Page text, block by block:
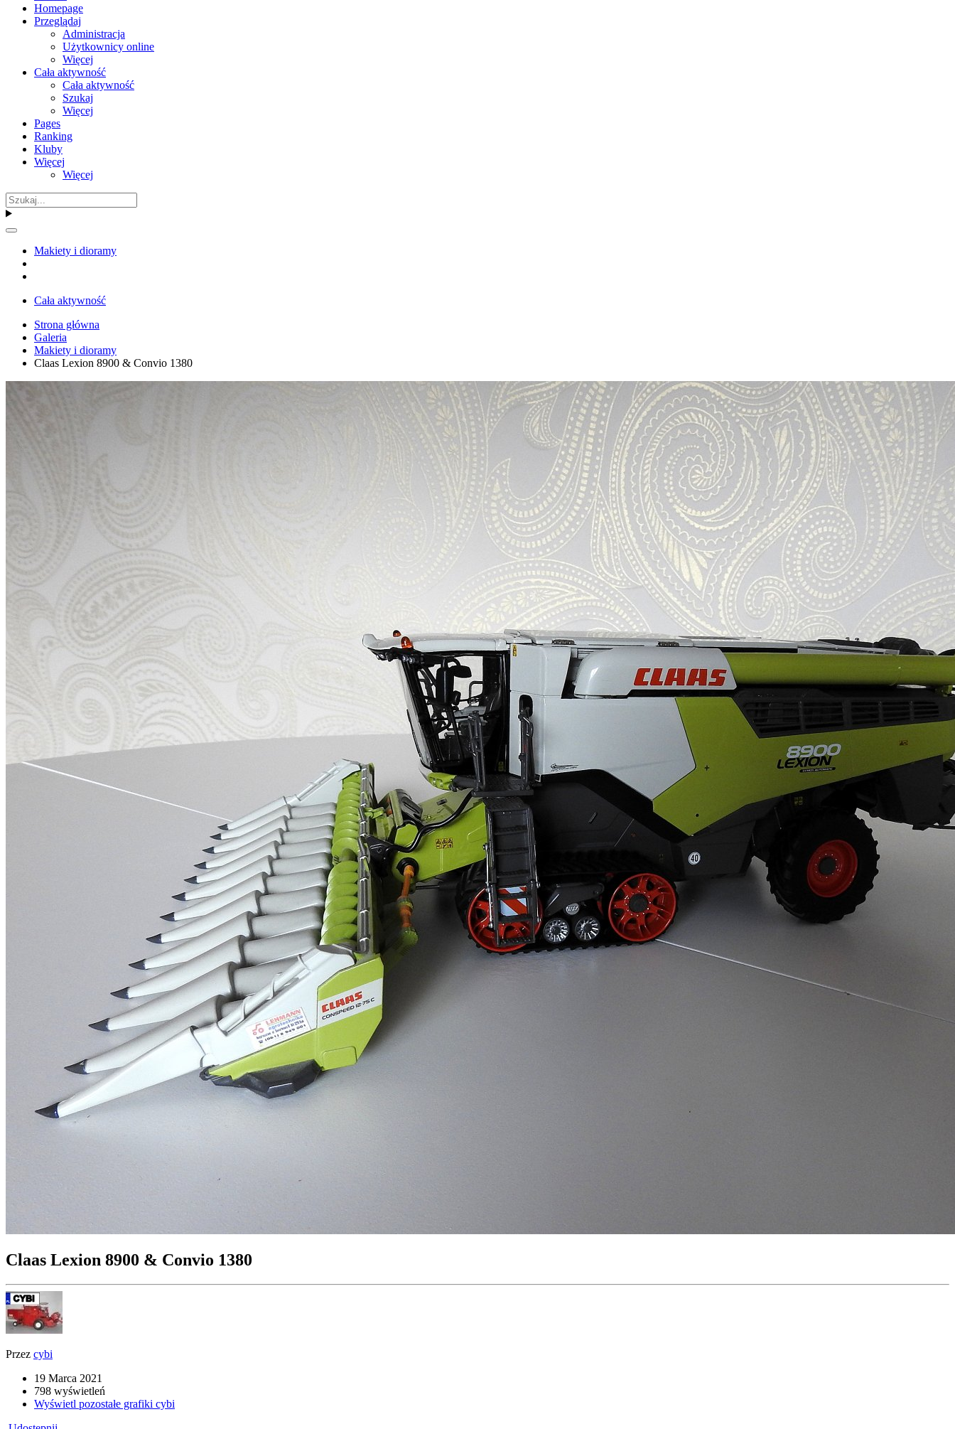
Homepage
Przeglądaj
Administracja
Użytkownicy online
Więcej
Cała aktywność
Cała aktywność
Szukaj
Więcej
Pages
Ranking
Kluby
Więcej
Więcej
Makiety i dioramy
Cała aktywność
Strona główna
Galeria
Makiety i dioramy
Claas Lexion 8900 & Convio 1380
Claas Lexion 8900 & Convio 1380
Przez cybi
19 Marca 2021
798 wyświetleń
Wyświetl pozostałe grafiki cybi